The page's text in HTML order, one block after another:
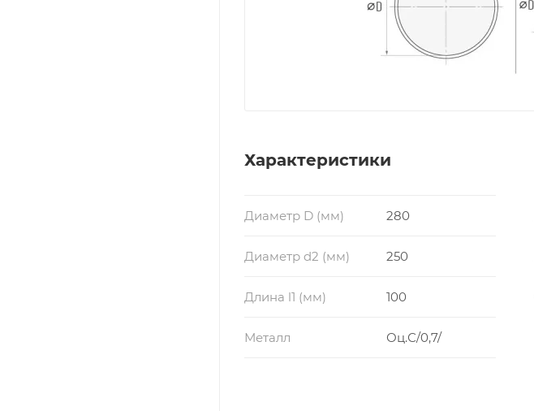
Характеристики
Диаметр D (мм) 280
Диаметр d2 (мм) 250
Длина l1 (мм) 100
Металл Оц.С/0,7/